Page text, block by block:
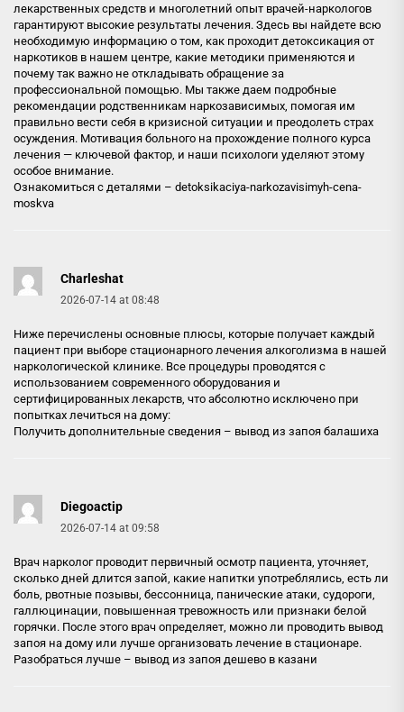
лекарственных средств и многолетний опыт врачей-наркологов
гарантируют высокие результаты лечения. Здесь вы найдете всю
необходимую информацию о том, как проходит детоксикация от
наркотиков в нашем центре, какие методики применяются и
почему так важно не откладывать обращение за
профессиональной помощью. Мы также даем подробные
рекомендации родственникам наркозависимых, помогая им
правильно вести себя в кризисной ситуации и преодолеть страх
осуждения. Мотивация больного на прохождение полного курса
лечения — ключевой фактор, и наши психологи уделяют этому
особое внимание.
Ознакомиться с деталями – detoksikaciya-narkozavisimyh-cena-
moskva
Charleshat
2026-07-14 at 08:48
Ниже перечислены основные плюсы, которые получает каждый
пациент при выборе стационарного лечения алкоголизма в нашей
наркологической клинике. Все процедуры проводятся с
использованием современного оборудования и
сертифицированных лекарств, что абсолютно исключено при
попытках лечиться на дому:
Получить дополнительные сведения – вывод из запоя балашиха
Diegoactip
2026-07-14 at 09:58
Врач нарколог проводит первичный осмотр пациента, уточняет,
сколько дней длится запой, какие напитки употреблялись, есть ли
боль, рвотные позывы, бессонница, панические атаки, судороги,
галлюцинации, повышенная тревожность или признаки белой
горячки. После этого врач определяет, можно ли проводить вывод
запоя на дому или лучше организовать лечение в стационаре.
Разобраться лучше – вывод из запоя дешево в казани